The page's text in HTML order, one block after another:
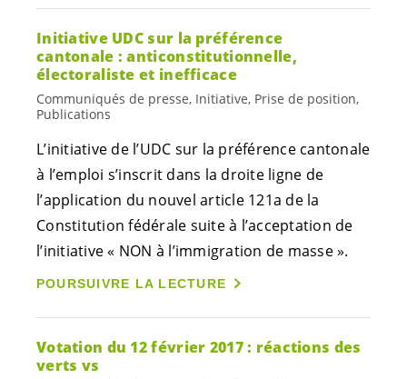
Initiative UDC sur la préférence
cantonale : anticonstitutionnelle,
électoraliste et inefficace
Communiqués de presse, Initiative, Prise de position,
Publications
L’initiative de l’UDC sur la préférence cantonale
à l’emploi s’inscrit dans la droite ligne de
l’application du nouvel article 121a de la
Constitution fédérale suite à l’acceptation de
l’initiative « NON à l’immigration de masse ».
POURSUIVRE LA LECTURE
Votation du 12 février 2017 : réactions des
verts vs